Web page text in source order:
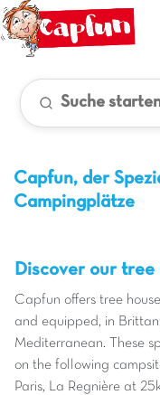
Suche
Capfun, der
Campingplätze
Discover our tree
Capfun offers tree
and equipped, in
Mediterranean. These
on the following
Paris, La Regnière at